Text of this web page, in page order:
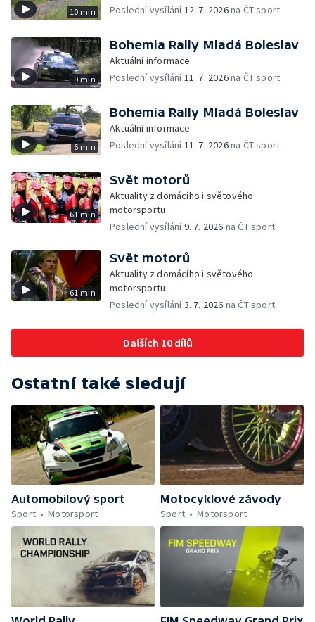
10 min
Poslední vysílání12. 7. 2026na ČT sport
9 min
Bohemia Rally Mladá Boleslav
Aktuální informace
Poslední vysílání11. 7. 2026na ČT sport
6 min
Bohemia Rally Mladá Boleslav
Aktuální informace
Poslední vysílání11. 7. 2026na ČT sport
61 min
Svět motorů
Aktuality z domácího i světového
motorsportu
Poslední vysílání9. 7. 2026 na ČT sport
61 min
Svět motorů
Aktuality z domácího i světového
motorsportu
Poslední vysílání3. 7. 2026 na ČT sport
Dalších 10 dílů
Ostatní také sledují
Automobilový sport
Sport
Motorsport
Motocyklové závody
Sport
Motorsport